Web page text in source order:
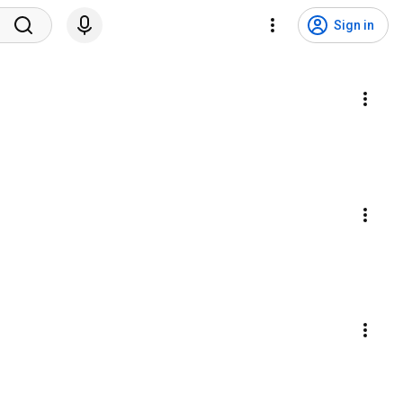
Sign in